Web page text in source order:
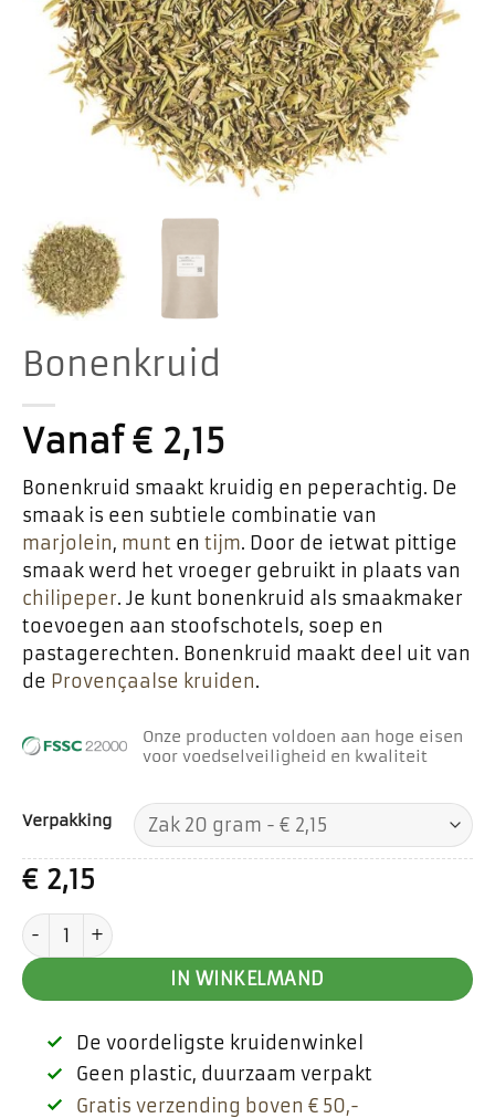
Bonenkruid
Vanaf€2,15
Bonenkruid smaakt kruidig en peperachtig. De
smaak is een subtiele combinatie van
marjolein, munt en tijm. Door de ietwat pittige
smaak werd het vroeger gebruikt in plaats van
chilipeper. Je kunt bonenkruid als smaakmaker
toevoegen aan stoofschotels, soep en
pastagerechten. Bonenkruid maakt deel uit van
de Provençaalse kruiden.
Onze producten voldoen aan hoge eisen
voor voedselveiligheid en kwaliteit
Verpakking
€2,15
Bonenkruid aantal
IN WINKELMAND
De voordeligste kruidenwinkel
Geen plastic, duurzaam verpakt
Gratis verzending boven € 50,-